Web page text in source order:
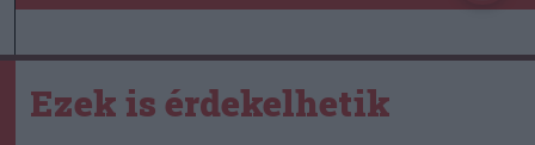
Ezek is érdekelhetik